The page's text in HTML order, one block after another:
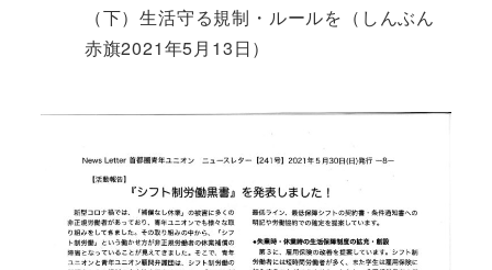
（下）生活守る規制・ルールを（しんぶん
赤旗2021年5月13日）